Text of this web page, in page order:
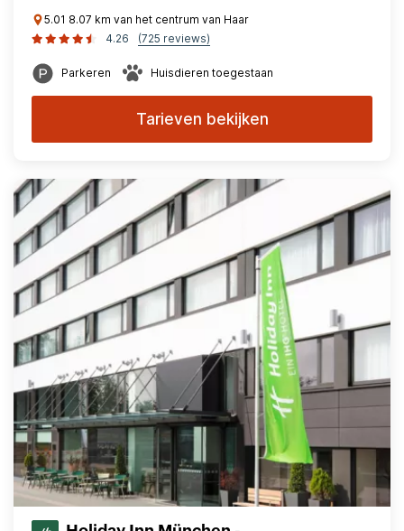
5.01 8.07 km van het centrum van Haar
4.26
(725 reviews)
Parkeren Huisdieren toegestaan
Tarieven bekijken